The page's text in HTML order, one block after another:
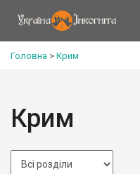
Головна > Крим
Крим